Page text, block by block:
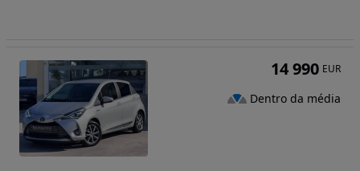
14 990 EUR
Dentro da média